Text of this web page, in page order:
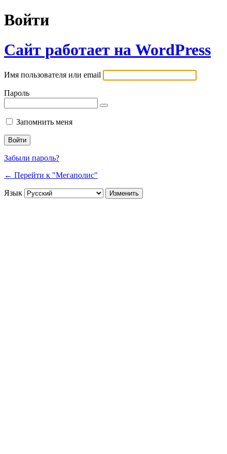
Войти
Сайт работает на WordPress
Имя пользователя или email
Пароль
Запомнить меня
Забыли пароль?
← Перейти к "Мегаполис"
Язык